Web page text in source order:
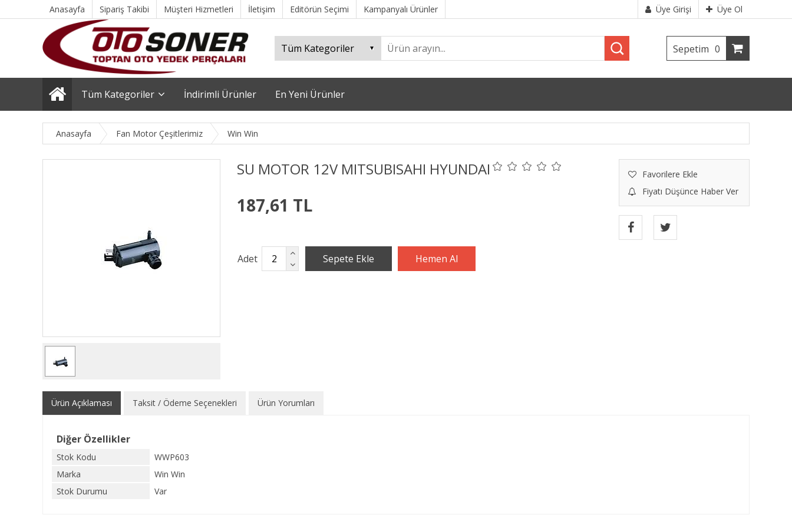
Anasayfa Sipariş Takibi Müşteri Hizmetleri İletişim Editörün Seçimi Kampanyalı Ürünler Üye Girişi Üye Ol
Sepetim 0
Tüm Kategoriler İndirimli Ürünler En Yeni Ürünler
Anasayfa Fan Motor Çeşitlerimiz Win Win
SU MOTOR 12V MITSUBISAHI HYUNDAI
Favorilere Ekle
Fiyatı Düşünce Haber Ver
187,61 TL
Adet
Ürün Açıklaması Taksit / Ödeme Seçenekleri Ürün Yorumları
Diğer Özellikler
Stok Kodu
WWP603
Marka
Win Win
Stok Durumu
Var